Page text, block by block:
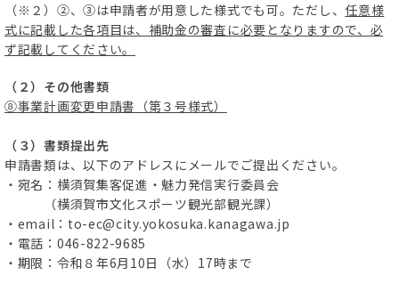
（※２）②、③は申請者が用意した様式でも可。ただし、 任意様
式に記載した各項目は、補助金の審査に必要となりますので、必
ず記載してください。
（２）その他書類
⑧事業計画変更申請書（第３号様式）
（３）書類提出先
申請書類は、以下のアドレスにメールでご提出ください。
・宛名：横須賀集客促進・魅力発信実行委員会
（横須賀市文化スポーツ観光部観光課）
・email：to-ec@city.yokosuka.kanagawa.jp
・電話：046-822-9685
・期限：令和８年6月10日（水）17時まで